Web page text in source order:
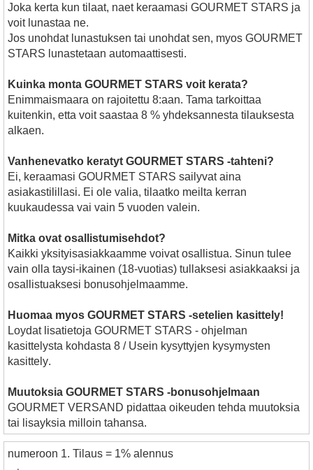
Joka kerta kun tilaat, naet keraamasi GOURMET STARS ja
voit lunastaa ne.
Jos unohdat lunastuksen tai unohdat sen, myos GOURMET
STARS lunastetaan automaattisesti.
Kuinka monta GOURMET STARS voit kerata?
Enimmaismaara on rajoitettu 8:aan. Tama tarkoittaa
kuitenkin, etta voit saastaa 8 % yhdeksannesta tilauksesta
alkaen.
Vanhenevatko keratyt GOURMET STARS -tahteni?
Ei, keraamasi GOURMET STARS sailyvat aina
asiakastilillasi. Ei ole valia, tilaatko meilta kerran
kuukaudessa vai vain 5 vuoden valein.
Mitka ovat osallistumisehdot?
Kaikki yksityisasiakkaamme voivat osallistua. Sinun tulee
vain olla taysi-ikainen (18-vuotias) tullaksesi asiakkaaksi ja
osallistuaksesi bonusohjelmaamme.
Huomaa myos GOURMET STARS -setelien kasittely!
Loydat lisatietoja GOURMET STARS - ohjelman
kasittelysta kohdasta 8 / Usein kysyttyjen kysymysten
kasittely.
Muutoksia GOURMET STARS -bonusohjelmaan
GOURMET VERSAND pidattaa oikeuden tehda muutoksia
tai lisayksia milloin tahansa.
numeroon 1. Tilaus = 1% alennus